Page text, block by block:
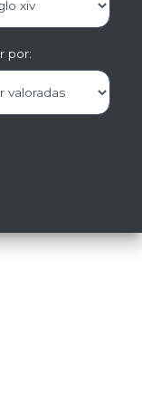
por: